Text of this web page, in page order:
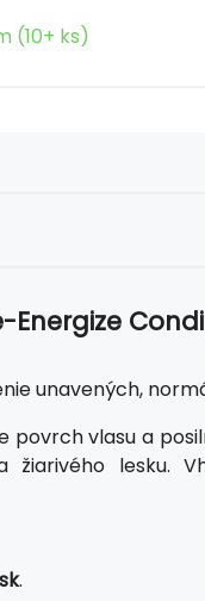
(10+ ks)
Energize
unavených,
vlasu a
žiarivého lesku.
.